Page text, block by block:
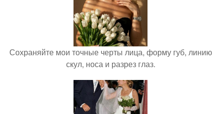
Сохраняйте мои точные черты лица, форму губ, линию
скул, носа и разрез глаз.